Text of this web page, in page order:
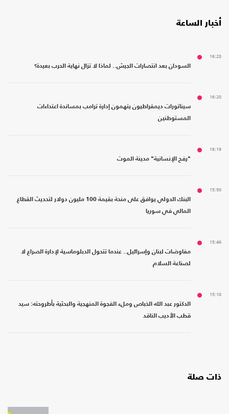
أخبار الساعة
16:28
السودان بعد انتصارات الجيش.. لماذا لا تزال نهاية الحرب بعيدة؟
16:20
سيناتورات ديمقراطيون يتهمون إدارة ترامب بمساندة اعتداءات
المستوطنين
16:19
"رفح الإنسانية" مدينة الموت
15:50
البنك الدولي يوافق على منحة بقيمة 100 مليون دولار لتحديث القطاع
المالي في سوريا
15:46
مفاوضات لبنان وإسرائيل.. عندما تتحول الدبلوماسية لإدارة الصراع لا
لصناعة السلام
15:18
الدكتور عبد الله الخباص وملء الفجوة المنهجية والبحثية بأطروحته: سيد
قطب الأديب الناقد
ذات صلة